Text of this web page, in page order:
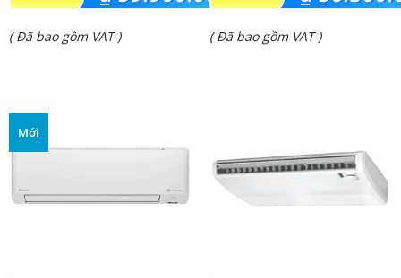
gốc
là:
Giá
₫ 59.900.000.
( Đã bao gồm VAT )
gốc
là:
Giá
₫ 56.300.000.
( Đã bao gồm VAT )
Mới